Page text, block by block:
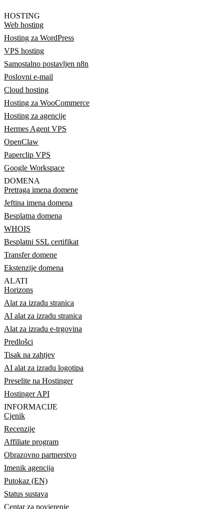
HOSTING
Web hosting
Hosting za WordPress
VPS hosting
Samostalno postavljen n8n
Poslovni e-mail
Cloud hosting
Hosting za WooCommerce
Hosting za agencije
Hermes Agent VPS
OpenClaw
Paperclip VPS
Google Workspace
DOMENA
Pretraga imena domene
Jeftina imena domena
Besplatna domena
WHOIS
Besplatni SSL certifikat
Transfer domene
Ekstenzije domena
ALATI
Horizons
Alat za izradu stranica
AI alat za izradu stranica
Alat za izradu e-trgovina
Predlošci
Tisak na zahtjev
AI alat za izradu logotipa
Preselite na Hostinger
Hostinger API
INFORMACIJE
Cjenik
Recenzije
Affiliate program
Obrazovno partnerstvo
Imenik agencija
Putokaz (EN)
Status sustava
Centar za povjerenje